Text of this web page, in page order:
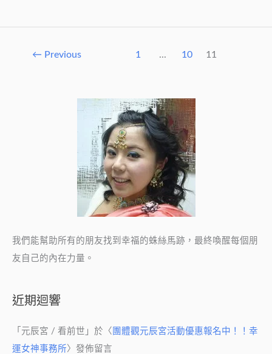
← Previous 1 ... 10 11
我們能幫助所有的朋友找到幸福的蛛絲馬跡，最終喚醒每個朋
友自己的內在力量。
近期迴響
「 元辰宮 / 看前世 」於〈 團體觀元辰宮活動優惠報名中！！幸
運女神事務所 〉發佈留言